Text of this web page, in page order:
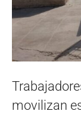
movilizan